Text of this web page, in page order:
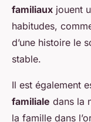
familiaux jouent
habitudes,
d’une histoire le
stable.
Il est également
familiale dans la
la famille dans